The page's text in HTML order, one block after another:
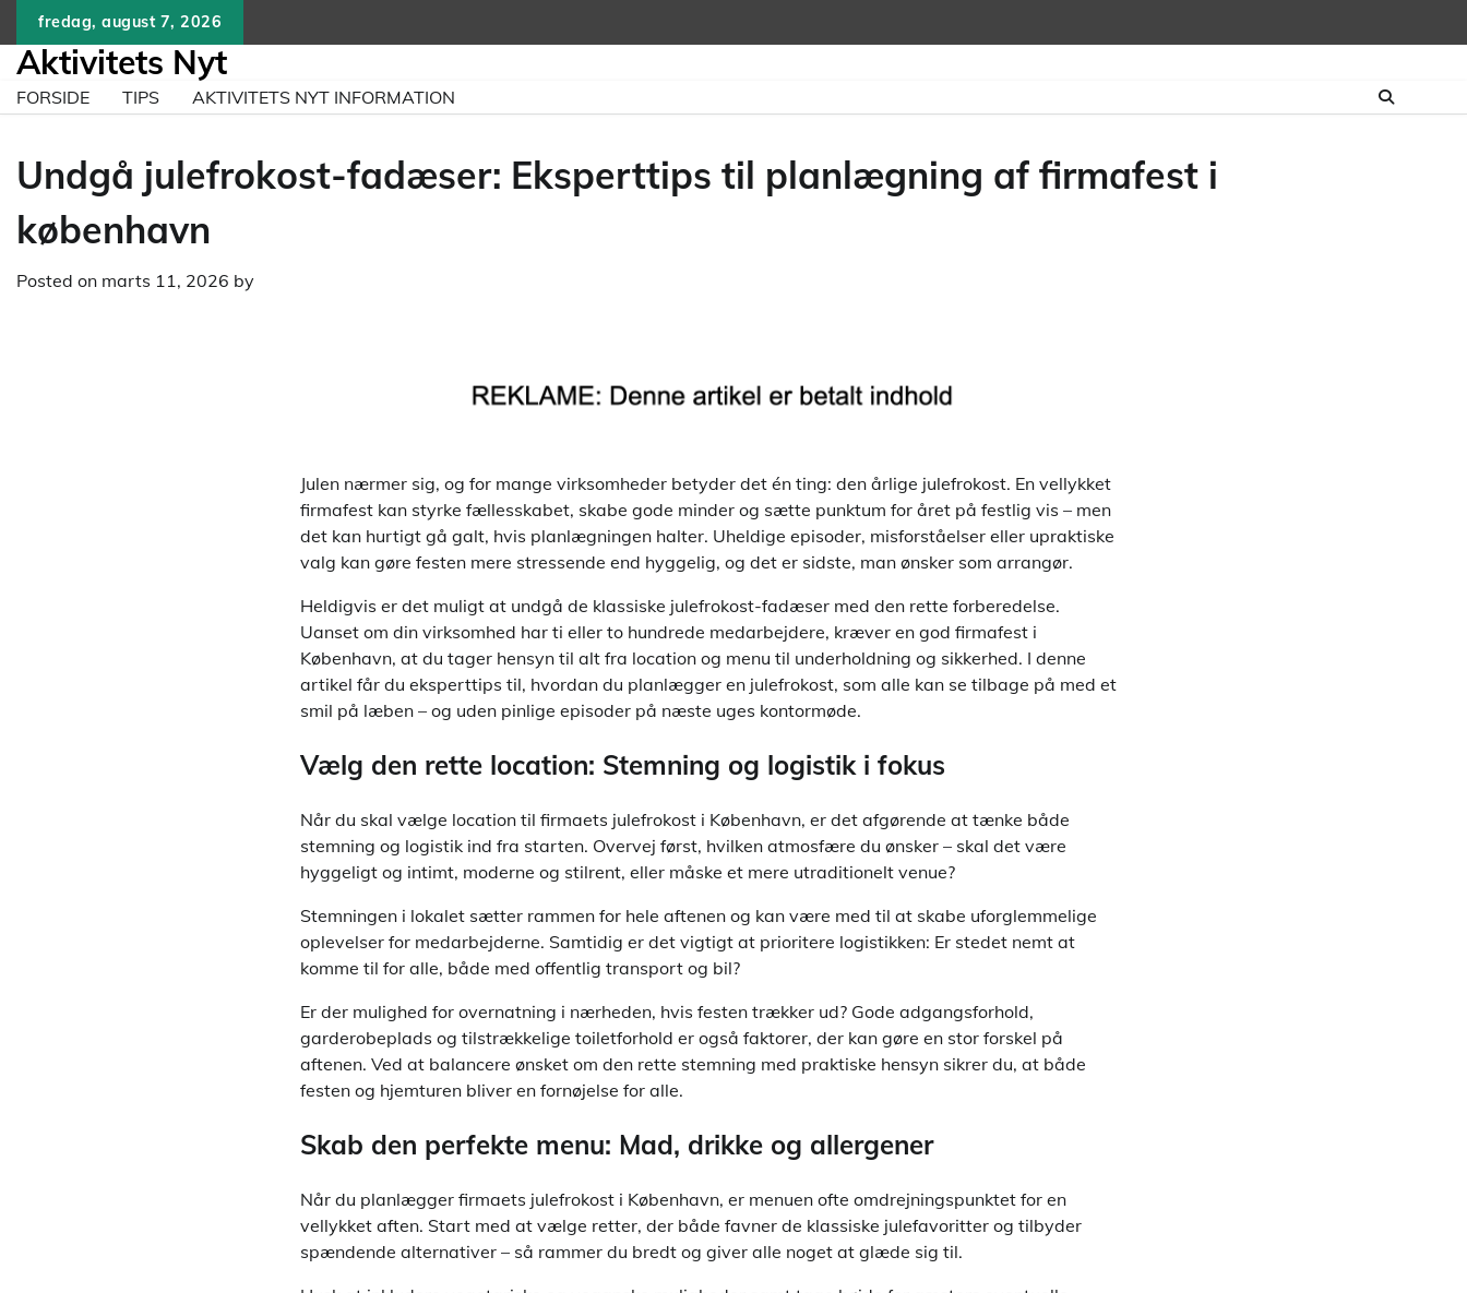
content
fredag, august 7, 2026
Aktivitets Nyt
FORSIDE TIPS AKTIVITETS NYT INFORMATION
Undgå julefrokost-fadæser: Eksperttips til planlægning af firmafest i
københavn
Posted on marts 11, 2026 by
Julen nærmer sig, og for mange virksomheder betyder det én ting: den årlige julefrokost. En vellykket
firmafest kan styrke fællesskabet, skabe gode minder og sætte punktum for året på festlig vis – men
det kan hurtigt gå galt, hvis planlægningen halter. Uheldige episoder, misforståelser eller upraktiske
valg kan gøre festen mere stressende end hyggelig, og det er sidste, man ønsker som arrangør.
Heldigvis er det muligt at undgå de klassiske julefrokost-fadæser med den rette forberedelse.
Uanset om din virksomhed har ti eller to hundrede medarbejdere, kræver en god firmafest i
København, at du tager hensyn til alt fra location og menu til underholdning og sikkerhed. I denne
artikel får du eksperttips til, hvordan du planlægger en julefrokost, som alle kan se tilbage på med et
smil på læben – og uden pinlige episoder på næste uges kontormøde.
Vælg den rette location: Stemning og logistik i fokus
Når du skal vælge location til firmaets julefrokost i København, er det afgørende at tænke både
stemning og logistik ind fra starten. Overvej først, hvilken atmosfære du ønsker – skal det være
hyggeligt og intimt, moderne og stilrent, eller måske et mere utraditionelt venue?
Stemningen i lokalet sætter rammen for hele aftenen og kan være med til at skabe uforglemmelige
oplevelser for medarbejderne. Samtidig er det vigtigt at prioritere logistikken: Er stedet nemt at
komme til for alle, både med offentlig transport og bil?
Er der mulighed for overnatning i nærheden, hvis festen trækker ud? Gode adgangsforhold,
garderobeplads og tilstrækkelige toiletforhold er også faktorer, der kan gøre en stor forskel på
aftenen. Ved at balancere ønsket om den rette stemning med praktiske hensyn sikrer du, at både
festen og hjemturen bliver en fornøjelse for alle.
Skab den perfekte menu: Mad, drikke og allergener
Når du planlægger firmaets julefrokost i København, er menuen ofte omdrejningspunktet for en
vellykket aften. Start med at vælge retter, der både favner de klassiske julefavoritter og tilbyder
spændende alternativer – så rammer du bredt og giver alle noget at glæde sig til.